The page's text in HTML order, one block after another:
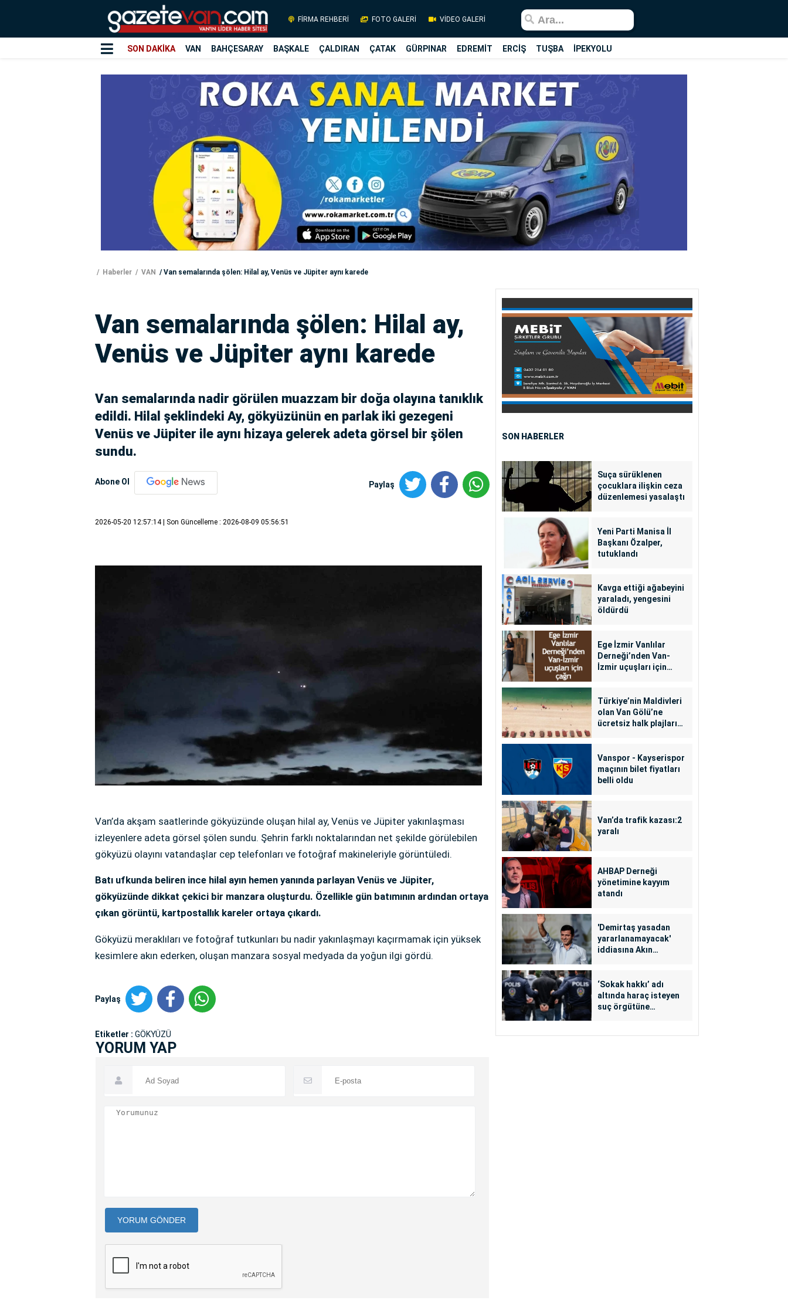
FİRMA REHBERİ FOTO GALERİ VİDEO GALERİ
SON DAKİKA VAN BAHÇESARAY BAŞKALE ÇALDIRAN ÇATAK GÜRPINAR EDREMİT ERCİŞ TUŞBA İPEKYOLU
Haberler VAN Van semalarında şölen: Hilal ay, Venüs ve Jüpiter aynı karede
Van semalarında şölen: Hilal ay,
Venüs ve Jüpiter aynı karede
Van semalarında nadir görülen muazzam bir doğa olayına tanıklık
edildi. Hilal şeklindeki Ay, gökyüzünün en parlak iki gezegeni
Venüs ve Jüpiter ile aynı hizaya gelerek adeta görsel bir şölen
sundu.
Abone Ol Paylaş
2026-05-20 12:57:14 | Son Güncelleme : 2026-08-09 05:56:51
Van’da akşam saatlerinde gökyüzünde oluşan hilal ay, Venüs ve Jüpiter yakınlaşması
izleyenlere adeta görsel şölen sundu. Şehrin farklı noktalarından net şekilde görülebilen
gökyüzü olayını vatandaşlar cep telefonları ve fotoğraf makineleriyle görüntüledi.
Batı ufkunda beliren ince hilal ayın hemen yanında parlayan Venüs ve Jüpiter,
gökyüzünde dikkat çekici bir manzara oluşturdu. Özellikle gün batımının ardından ortaya
çıkan görüntü, kartpostallık kareler ortaya çıkardı.
Gökyüzü meraklıları ve fotoğraf tutkunları bu nadir yakınlaşmayı kaçırmamak için yüksek
kesimlere akın ederken, oluşan manzara sosyal medyada da yoğun ilgi gördü.
Paylaş
Etiketler : GÖKYÜZÜ
YORUM YAP
YORUM GÖNDER
SON HABERLER
Suça sürüklenen
çocuklara ilişkin ceza
düzenlemesi yasalaştı
Yeni Parti Manisa İl
Başkanı Özalper,
tutuklandı
Kavga ettiği ağabeyini
yaraladı, yengesini
öldürdü
Ege İzmir Vanlılar
Derneği’nden Van-
İzmir uçuşları için
Türkiye’nin Maldivleri
olan Van Gölü’ne
ücretsiz halk plajları
Vanspor - Kayserispor
maçının bilet fiyatları
belli oldu
Van’da trafik kazası:2
yaralı
AHBAP Derneği
yönetimine kayyım
atandı
'Demirtaş yasadan
yararlanamayacak'
iddiasına Akın
‘Sokak hakkı’ adı
altında haraç isteyen
suç örgütüne